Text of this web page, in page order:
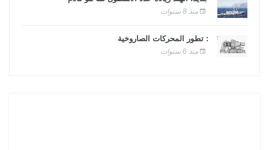
منذ 8 سنوات
: تطور المحركات الصاروخية
منذ 6 سنوات